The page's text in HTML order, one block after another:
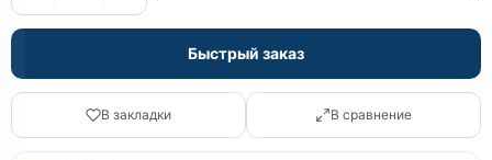
Быстрый заказ
В закладки В сравнение